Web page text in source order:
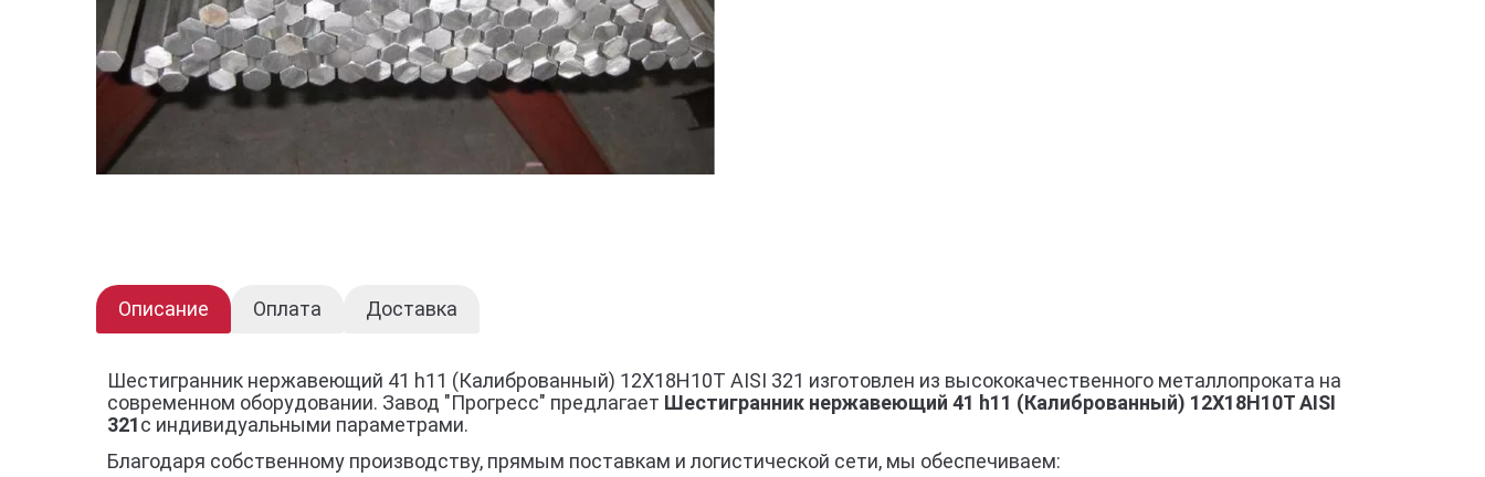
Описание Оплата Доставка
Шестигранник нержавеющий 41 h11 (Калиброванный) 12Х18Н10Т AISI 321 изготовлен из высококачественного металлопроката на
современном оборудовании. Завод "Прогресс" предлагает Шестигранник нержавеющий 41 h11 (Калиброванный) 12Х18Н10Т AISI
321с индивидуальными параметрами.
Благодаря собственному производству, прямым поставкам и логистической сети, мы обеспечиваем: